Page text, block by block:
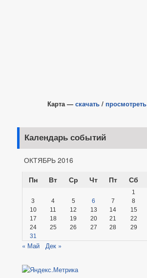
Карта — скачать / просмотреть
Календарь событий
ОКТЯБРЬ 2016
Пн
Вт Ср Чт Пт Сб
1
3
4 5 6 7 8
10
11 12 13 14 15
17
18 19 20 21 22
24
25 26 27 28 29
31
« Май Дек »